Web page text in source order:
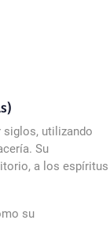
siglos, utilizando
Su
a los espíritus
su